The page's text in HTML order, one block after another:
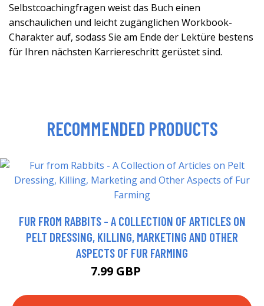
Selbstcoachingfragen weist das Buch einen
anschaulichen und leicht zugänglichen Workbook-
Charakter auf, sodass Sie am Ende der Lektüre bestens
für Ihren nächsten Karriereschritt gerüstet sind.
RECOMMENDED PRODUCTS
FUR FROM RABBITS - A COLLECTION OF ARTICLES ON
PELT DRESSING, KILLING, MARKETING AND OTHER
ASPECTS OF FUR FARMING
7.99 GBP